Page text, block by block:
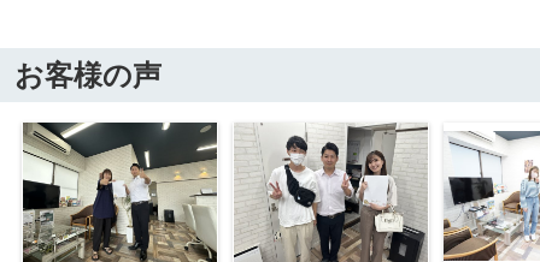
お客様の声